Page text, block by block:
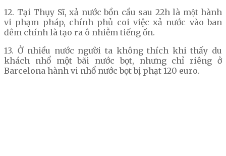
12. Tại Thụy Sĩ, xả nước bồn cầu sau 22h là một hành
vi phạm pháp, chính phủ coi việc xả nước vào ban
đêm chính là tạo ra ô nhiễm tiếng ồn.
13. Ở nhiều nước người ta không thích khi thấy du
khách nhổ một bãi nước bọt, nhưng chỉ riêng ở
Barcelona hành vi nhổ nước bọt bị phạt 120 euro.